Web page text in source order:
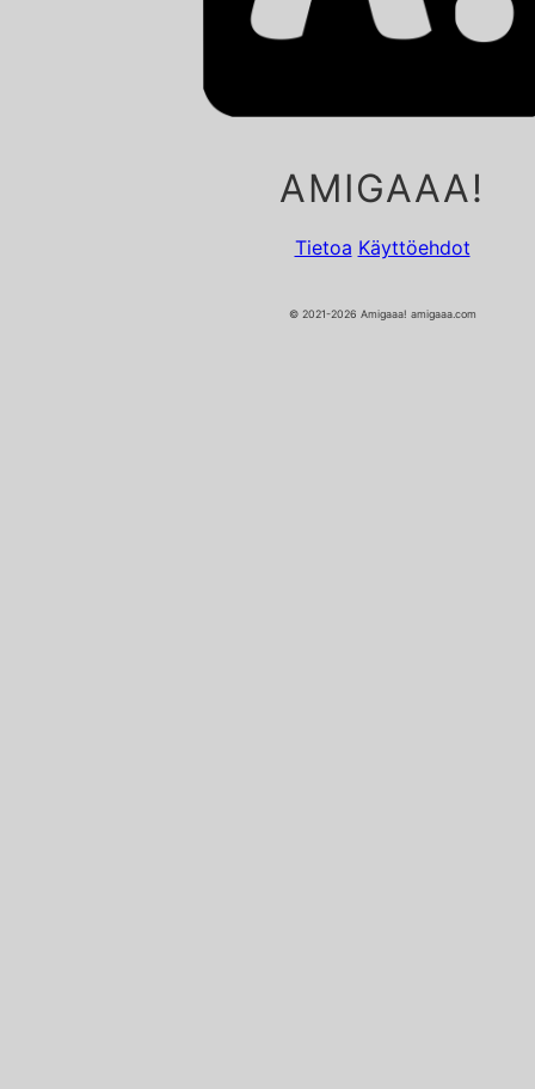
AMIGAAA!
Tietoa Käyttöehdot
© 2021-2026 Amigaaa! amigaaa.com